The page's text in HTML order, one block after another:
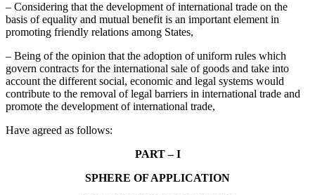
– Considering that the development of international trade on the
basis of equality and mutual benefit is an important element in
promoting friendly relations among States,
– Being of the opinion that the adoption of uniform rules which
govern contracts for the international sale of goods and take into
account the different social, economic and legal systems would
contribute to the removal of legal barriers in international trade and
promote the development of international trade,
Have agreed as follows:
PART – I
SPHERE OF APPLICATION